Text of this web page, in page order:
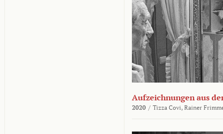
Aufzeichnungen aus
2020 / Tizza Covi, Rainer